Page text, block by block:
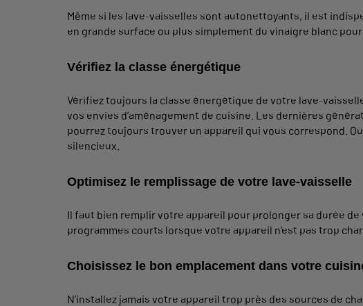
Même si les lave-vaisselles sont autonettoyants, il est
en grande surface ou plus simplement du vinaigre blanc
Vérifiez la classe énergétique
Vérifiez toujours la classe énergétique de votre lave-
vos envies d’aménagement de cuisine. Les dernières
pourrez toujours trouver un appareil qui vous correspond.
silencieux.
Optimisez le remplissage de votre lave-vaisselle
Il faut bien remplir votre appareil pour prolonger sa durée
programmes courts lorsque votre appareil n’est pas trop
Choisissez le bon emplacement dans votre
N’installez jamais votre appareil trop près des sources de